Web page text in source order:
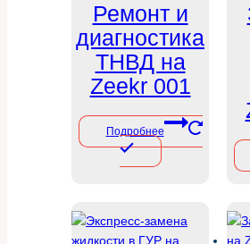
Ремонт и
диагностика
ТНВД на
Zeekr 001
Подробнее